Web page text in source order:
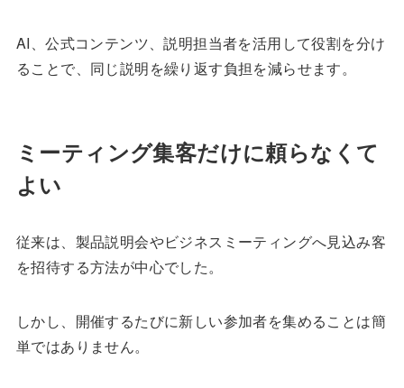
AI、公式コンテンツ、説明担当者を活用して役割を分け
ることで、同じ説明を繰り返す負担を減らせます。
ミーティング集客だけに頼らなくて
よい
従来は、製品説明会やビジネスミーティングへ見込み客
を招待する方法が中心でした。
しかし、開催するたびに新しい参加者を集めることは簡
単ではありません。